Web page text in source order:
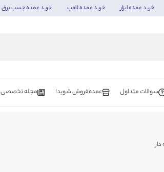
خرید عمده ابزار خرید عمده لامپ خرید عمده چسب برق
سوالات متداول عمده‌فروش شوید! مجله تخصصی